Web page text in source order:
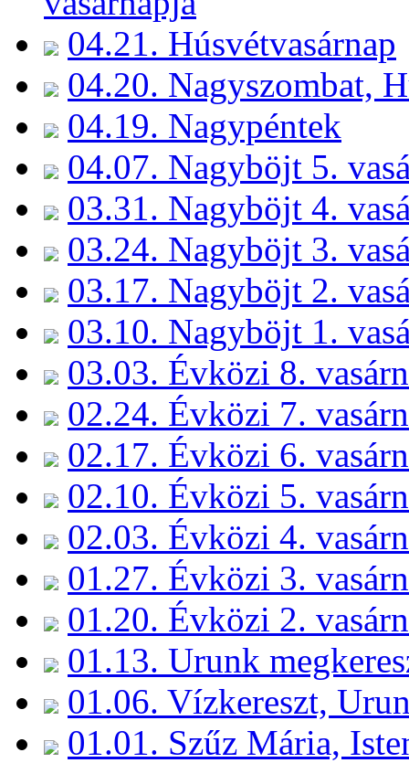
04.21. Húsvétvasárnap
04.20. Nagyszombat,
04.19. Nagypéntek
04.07. Nagyböjt 5.
03.31. Nagyböjt 4.
03.24. Nagyböjt 3.
03.17. Nagyböjt 2.
03.10. Nagyböjt 1.
03.03. Évközi 8.
02.24. Évközi 7.
02.17. Évközi 6.
02.10. Évközi 5.
02.03. Évközi 4.
01.27. Évközi 3.
01.20. Évközi 2.
01.13. Urunk
01.06. Vízkereszt,
01.01. Szűz Mária,